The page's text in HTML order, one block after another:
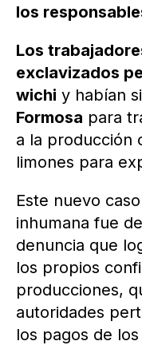
los
Los
exclavizados
wichi y habían
Formosa para
a la producción
limones para
Este nuevo
inhumana fue
denuncia que
los propios
producciones,
autoridades
los pagos de